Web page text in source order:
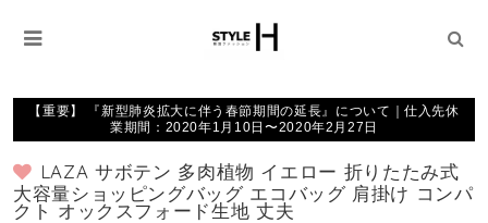
【重要】 『新型肺炎拡大に伴う春節期間の延長』について｜仕入先休
業期間：2020年1月10日〜2020年2月27日
LAZA サボテン 多肉植物 イエロー 折りたたみ式
大容量ショッピングバッグ エコバッグ 肩掛け コンパ
クト オックスフォード生地 丈夫